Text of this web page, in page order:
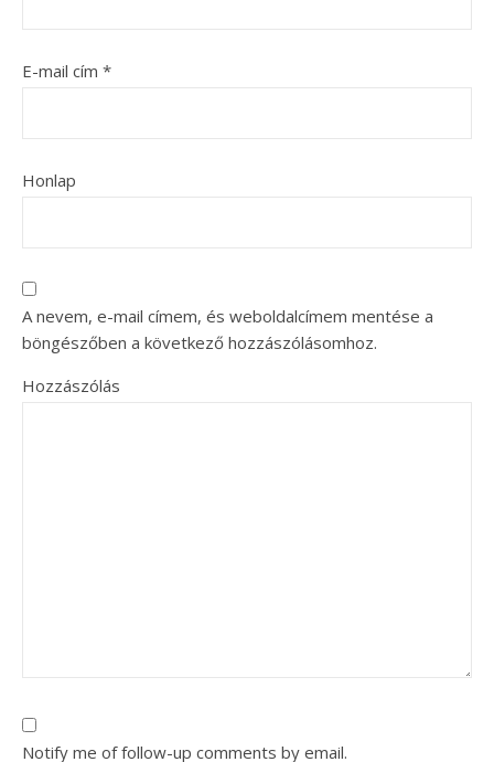
E-mail cím *
Honlap
A nevem, e-mail címem, és weboldalcímem mentése a
böngészőben a következő hozzászólásomhoz.
Hozzászólás
Notify me of follow-up comments by email.